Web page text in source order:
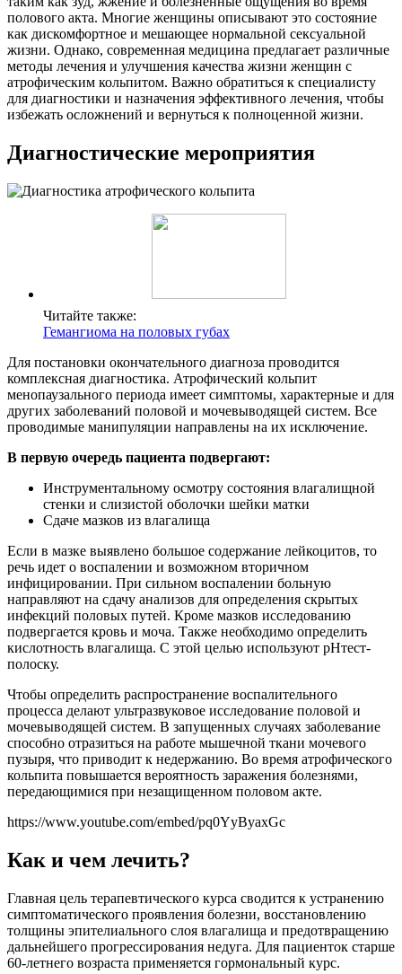
полового акта. Многие женщины описывают это состояние
как дискомфортное и мешающее нормальной сексуальной
жизни. Однако, современная медицина предлагает различные
методы лечения и улучшения качества жизни женщин с
атрофическим кольпитом. Важно обратиться к специалисту
для диагностики и назначения эффективного лечения, чтобы
избежать осложнений и вернуться к полноценной жизни.
Диагностические мероприятия
Читайте также:
Гемангиома на половых губах
Для постановки окончательного диагноза проводится
комплексная диагностика. Атрофический кольпит
менопаузального периода имеет симптомы, характерные и для
других заболеваний половой и мочевыводящей систем. Все
проводимые манипуляции направлены на их исключение.
В первую очередь пациента подвергают:
Инструментальному осмотру состояния влагалищной
стенки и слизистой оболочки шейки матки
Сдаче мазков из влагалища
Если в мазке выявлено большое содержание лейкоцитов, то
речь идет о воспалении и возможном вторичном
инфицировании. При сильном воспалении больную
направляют на сдачу анализов для определения скрытых
инфекций половых путей. Кроме мазков исследованию
подвергается кровь и моча. Также необходимо определить
кислотность влагалища. С этой целью используют pHтест-
полоску.
Чтобы определить распространение воспалительного
процесса делают ультразвуковое исследование половой и
мочевыводящей систем. В запущенных случаях заболевание
способно отразиться на работе мышечной ткани мочевого
пузыря, что приводит к недержанию. Во время атрофического
кольпита повышается вероятность заражения болезнями,
передающимися при незащищенном половом акте.
https://www.youtube.com/embed/pq0YyByaxGc
Как и чем лечить?
Главная цель терапевтического курса сводится к устранению
симптоматического проявления болезни, восстановлению
толщины эпителиального слоя влагалища и предотвращению
дальнейшего прогрессирования недуга. Для пациенток старше
60-летнего возраста применяется гормональный курс.